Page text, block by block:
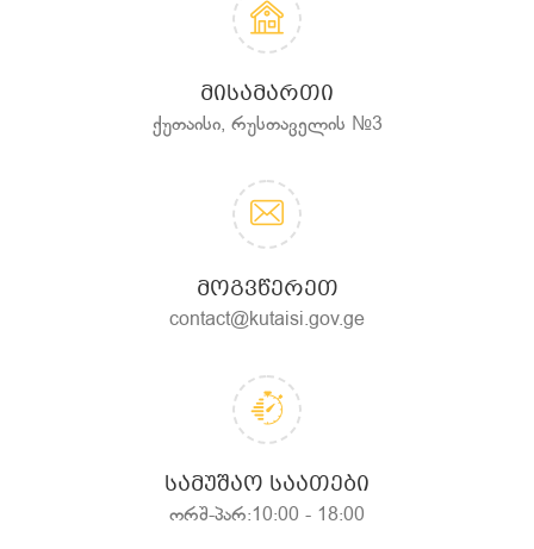
ᲛᲘᲡᲐᲛᲐᲠᲗᲘ
ქუთაისი, რუსთაველის №3
ᲛᲝᲒᲕᲬᲔᲠᲔᲗ
contact@kutaisi.gov.ge
ᲡᲐᲛᲣᲨᲐᲝ ᲡᲐᲐᲗᲔᲑᲘ
ორშ-პარ:10:00 - 18:00